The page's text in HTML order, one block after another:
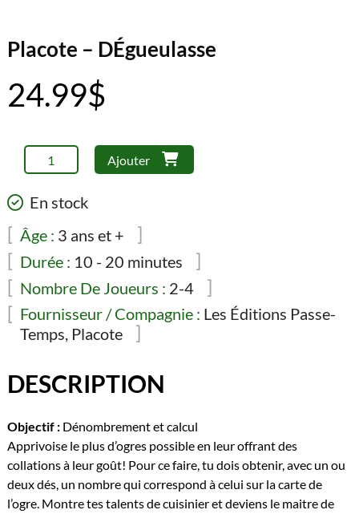
Placote – DÉgueulasse
24.99$
quantité
de
Placote
DÉgueulasse
Ajouter
En stock
Âge : 3 ans et +
Durée : 10 - 20 minutes
Nombre De Joueurs : 2-4
Fournisseur / Compagnie : Les Éditions Passe-
Temps, Placote
DESCRIPTION
Objectif :Dénombrement et calcul
Apprivoise le plus d’ogres possible en leur offrant des
collations à leur goût! Pour ce faire, tu dois obtenir, avec un ou
deux dés, un nombre qui correspond à celui sur la carte de
l’ogre. Montre tes talents de cuisinier et deviens le maitre de